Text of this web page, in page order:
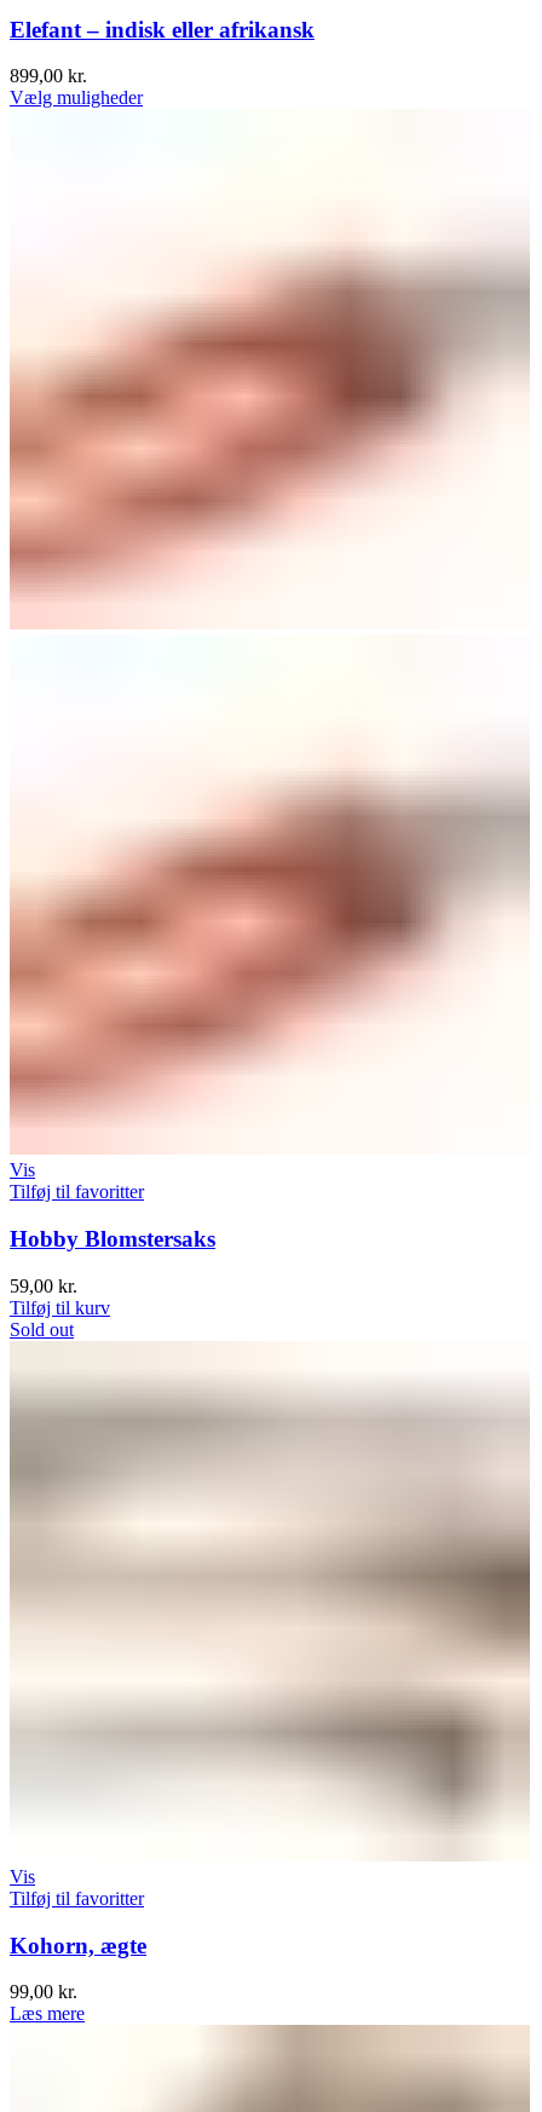
Elefant – indisk eller afrikansk
899,00 kr.
Vælg muligheder
Vis
Tilføj til favoritter
Hobby Blomstersaks
59,00 kr.
Tilføj til kurv
Sold out
Vis
Tilføj til favoritter
Kohorn, ægte
99,00 kr.
Læs mere